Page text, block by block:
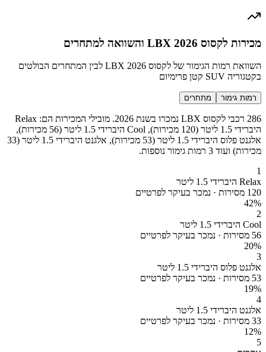
מכירות לקסוס LBX 2026 והשוואה למתחרים
השוואת רמות הגימור של לקסוס LBX 2026 לבין המתחרים הבולטים
בקטגוריה SUV קטן פרימיום
רמות גימור מתחרים
286 רכבי לקסוס LBX נמכרו בשנת 2026. מובילי המכירות הם: Relax
היברידי 1.5 ליטר (120 מכירות), Cool היברידי 1.5 ליטר (56 מכירות),
אלגנט פלוס היברידי 1.5 ליטר (53 מכירות), אלגנט היברידי 1.5 ליטר (33
מכירות) ועוד 3 רמות גימור נוספות.
1
Relax היברידי 1.5 ליטר
120 מסירות · נמכר בעיקר לפרטיים
42%
2
Cool היברידי 1.5 ליטר
56 מסירות · נמכר בעיקר לפרטיים
20%
3
אלגנט פלוס היברידי 1.5 ליטר
53 מסירות · נמכר בעיקר לפרטיים
19%
4
אלגנט היברידי 1.5 ליטר
33 מסירות · נמכר בעיקר לפרטיים
12%
5